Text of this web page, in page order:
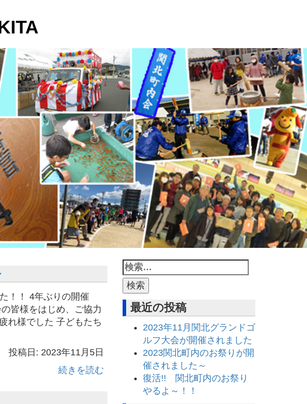
！！ 4年ぶりの開催
皆様をはじめ、ご協力
れ様でした 子どもたち
投稿日: 2023年11月5日
続きを読む
最近の投稿
2023年11月関北グランドゴ
ルフ大会が開催されました
2023関北町内のお祭りが開
催されました～
復活!! 関北町内のお祭り
やるよ～！！